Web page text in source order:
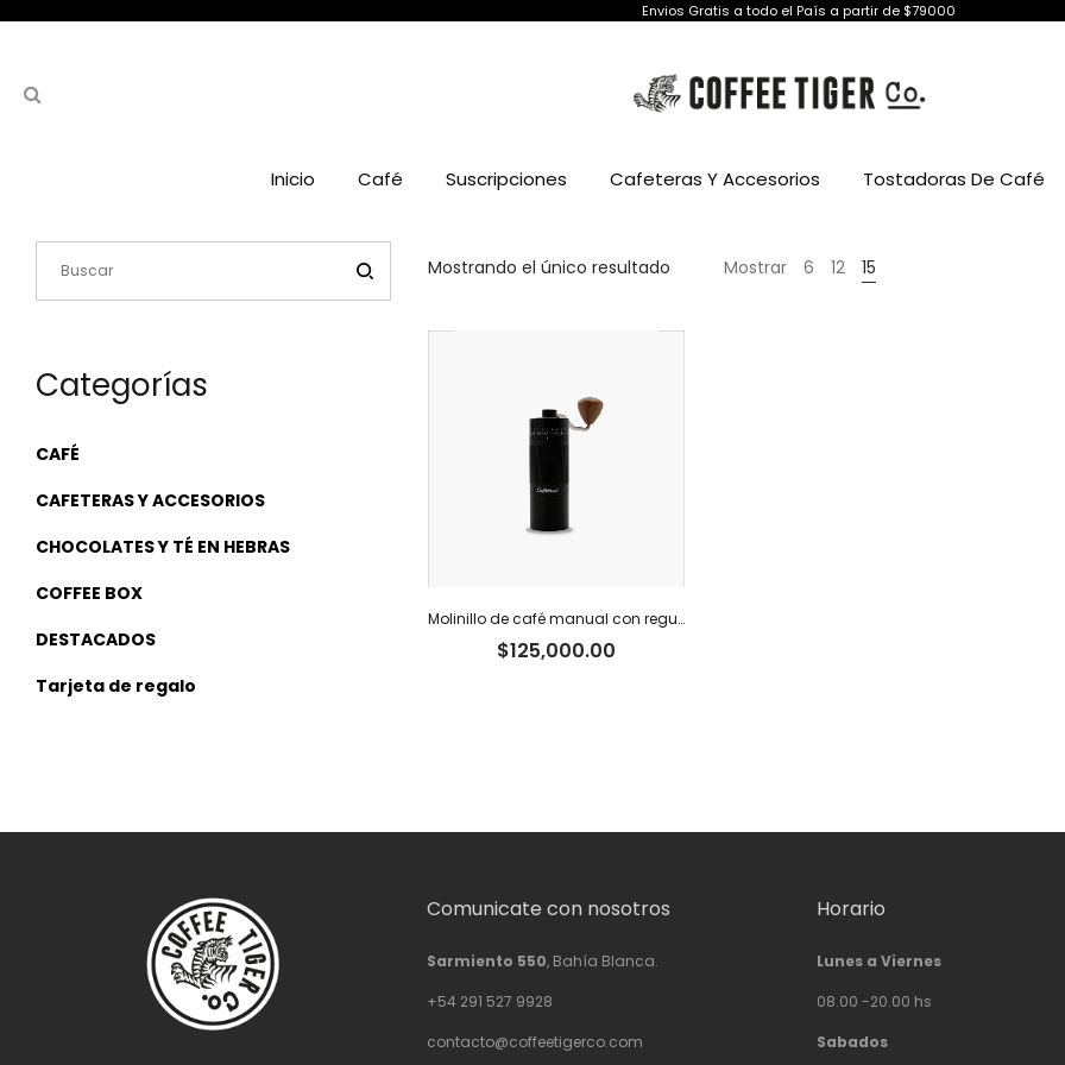
Envios Gratis a todo el País a partir de $79000
Inicio Café Suscripciones Cafeteras Y Accesorios Tostadoras De Café
Mostrando el único resultado Mostrar 6 12 15
Molinillo de café manual con regulador externo Caffettino
$125,000.00
Categorías
CAFÉ
CAFETERAS Y ACCESORIOS
CHOCOLATES Y TÉ EN HEBRAS
COFFEE BOX
DESTACADOS
Tarjeta de regalo
Comunicate con nosotros
Sarmiento 550, Bahía Blanca.
+54 291 527 9928
contacto@coffeetigerco.com
Horario
Lunes a Viernes
08.00 -20.00 hs
Sabados